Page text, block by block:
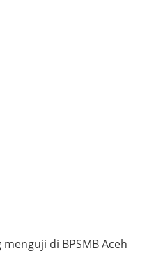
di BPSMB Aceh